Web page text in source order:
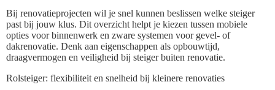
Bij renovatieprojecten wil je snel kunnen beslissen welke steiger
past bij jouw klus. Dit overzicht helpt je kiezen tussen mobiele
opties voor binnenwerk en zware systemen voor gevel- of
dakrenovatie. Denk aan eigenschappen als opbouwtijd,
draagvermogen en veiligheid bij steiger buiten renovatie.
Rolsteiger: flexibiliteit en snelheid bij kleinere renovaties